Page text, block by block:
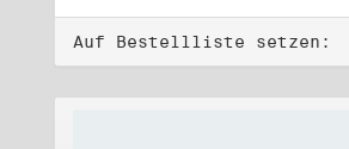
Auf Bestellliste setzen: